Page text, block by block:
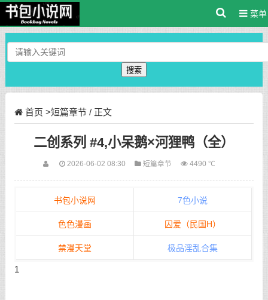
菜单
搜索
首页 >短篇章节/ 正文
二创系列 #4,小呆鹅×河狸鸭（全）
2026-06-02 08:30 短篇章节 4490 ℃
书包小说网 7色小说
色色漫画 囚爱（民国H）
禁漫天堂 极品淫乱合集
1